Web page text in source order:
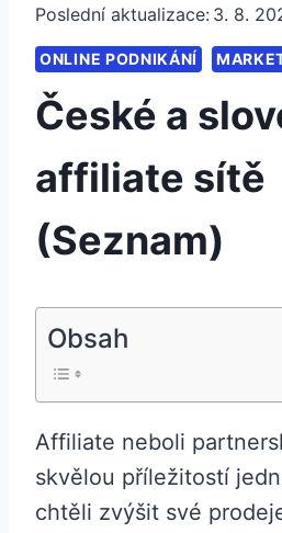
Poslední aktualizace: 3. 8.
ONLINE PODNIKÁNÍ
České a
affiliate sítě
(Seznam)
Obsah
Affiliate neboli
skvělou příležitostí
chtěli zvýšit své